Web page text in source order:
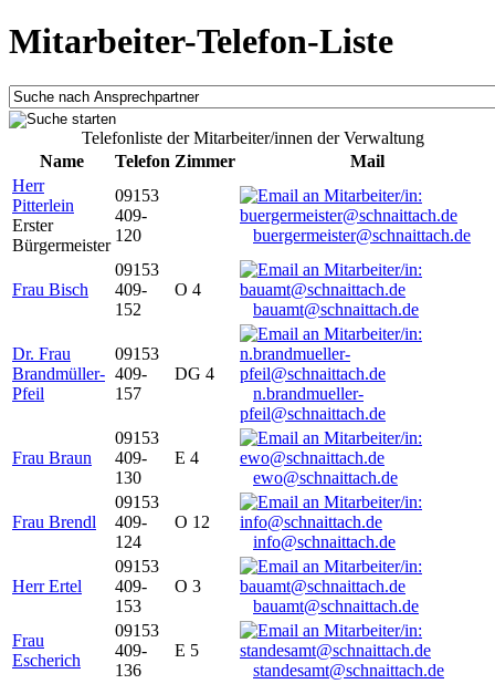
Mitarbeiter-Telefon-Liste
Telefonliste der Mitarbeiter/innen der Verwaltung
Name
Telefon Zimmer
Mail
Herr
Pitterlein
Erster
Bürgermeister
09153
409-
120
buergermeister@schnaittach.de
Frau Bisch
09153
409-
152
O 4
bauamt@schnaittach.de
Dr. Frau
Brandmüller-
Pfeil
09153
409-
157
DG 4
n.brandmueller-
pfeil@schnaittach.de
Frau Braun
09153
409-
130
E 4
ewo@schnaittach.de
Frau Brendl
09153
409-
124
O 12
info@schnaittach.de
Herr Ertel
09153
409-
153
O 3
bauamt@schnaittach.de
Frau
Escherich
09153
409-
136
E 5
standesamt@schnaittach.de